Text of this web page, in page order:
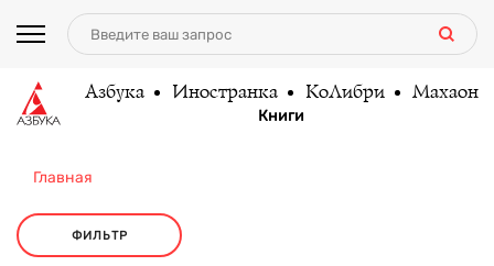
Азбука Иностранка КоЛибри Махаон
Книги
Главная
ФИЛЬТР